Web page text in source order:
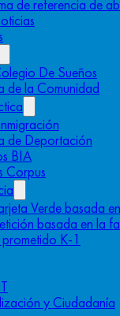
de referencia de
De Sueños
de la Comunidad
de Deportación
BIA
Corpus
Verde basada
basada en la
K-1
y Ciudadanía